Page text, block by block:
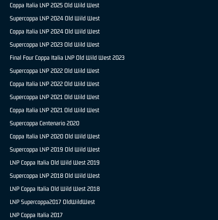
Coppa Italia LNP 2025 Old Wild West
Supercoppa LNP 2024 Old Wild West
Coppa Italia LNP 2024 Old Wild West
Supercoppa LNP 2023 Old Wild West
Final Four Coppa Italia LNP Old Wild West 2023
Supercoppa LNP 2022 Old Wild West
Coppa Italia LNP 2022 Old Wild West
Supercoppa LNP 2021 Old Wild West
Coppa Italia LNP 2021 Old Wild West
Supercoppa Centenario 2020
Coppa Italia LNP 2020 Old Wild West
Supercoppa LNP 2019 Old Wild West
LNP Coppa Italia Old Wild West 2019
Supercoppa LNP 2018 Old Wild West
LNP Coppa Italia Old Wild West 2018
LNP Supercoppa2017 OldWildWest
LNP Coppa Italia 2017